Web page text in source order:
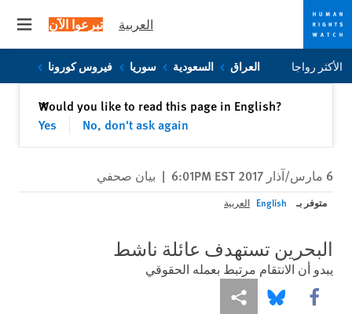
Skip
to
Skip
to
العربية تبرعوا الآن
الأكثر رواجا العراق السعودية سوريا فيروس كورونا
Would you like to read this page in English?
Yes
No, don't ask again
✕إغلاق
6 مارس/آذار 2017 6:01PM EST | بيان صحفي
متوفر بـ English العربية
البحرين تستهدف عائلة ناشط
يبدو أن الانتقام مرتبط بعمله الحقوقي
Share this via Facebook
Share this via Bluesky
Share this via مشاركة